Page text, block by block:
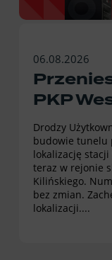
06.08.2026
PKP
Drodzy
budowie tunelu
lokalizację stacji
teraz w rejonie
Kilińskiego.
bez zmian.
lokalizacji....